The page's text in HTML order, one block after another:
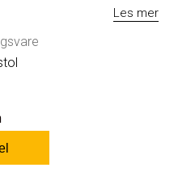
Les mer